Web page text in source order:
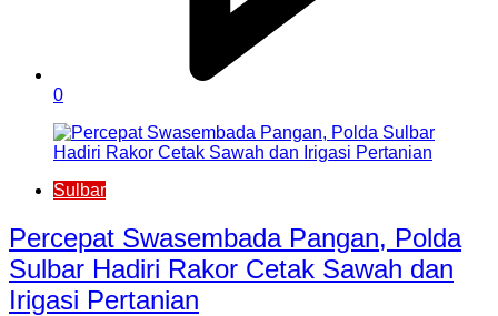
0
Sulbar
Percepat Swasembada Pangan, Polda
Sulbar Hadiri Rakor Cetak Sawah dan
Irigasi Pertanian